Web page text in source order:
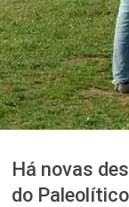
Há novas
do